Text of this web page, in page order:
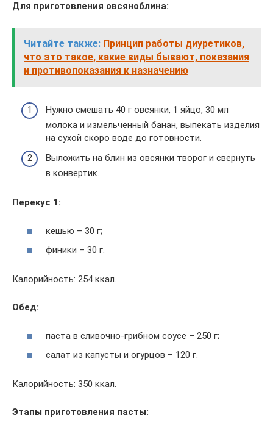
Для приготовления овсяноблина:
Читайте также: Принцип работы диуретиков,
что это такое, какие виды бывают, показания
и противопоказания к назначению
Нужно смешать 40 г овсянки, 1 яйцо, 30 мл
молока и измельченный банан, выпекать изделия
на сухой скоро воде до готовности.
Выложить на блин из овсянки творог и свернуть
в конвертик.
Перекус 1:
кешью – 30 г;
финики – 30 г.
Калорийность: 254 ккал.
Обед:
паста в сливочно-грибном соусе – 250 г;
салат из капусты и огурцов – 120 г.
Калорийность: 350 ккал.
Этапы приготовления пасты: